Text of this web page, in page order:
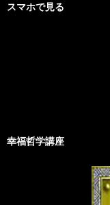
スマホで見る
幸福哲学講座